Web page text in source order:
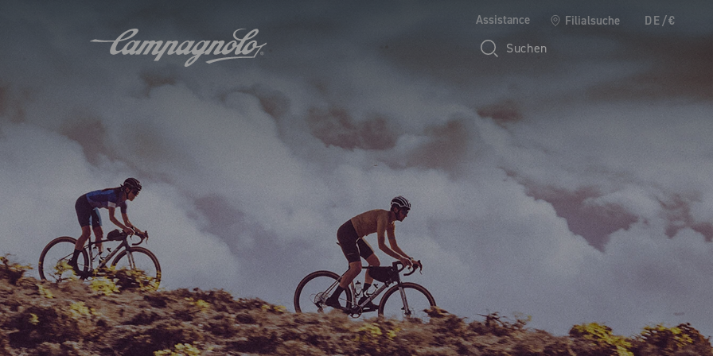
Assistance Filialsuche DE/€
Suchen